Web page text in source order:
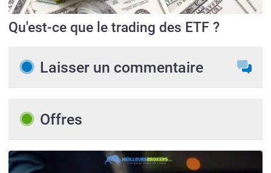
Qu'est-ce que le trading des ETF ?
Laisser un commentaire
Offres